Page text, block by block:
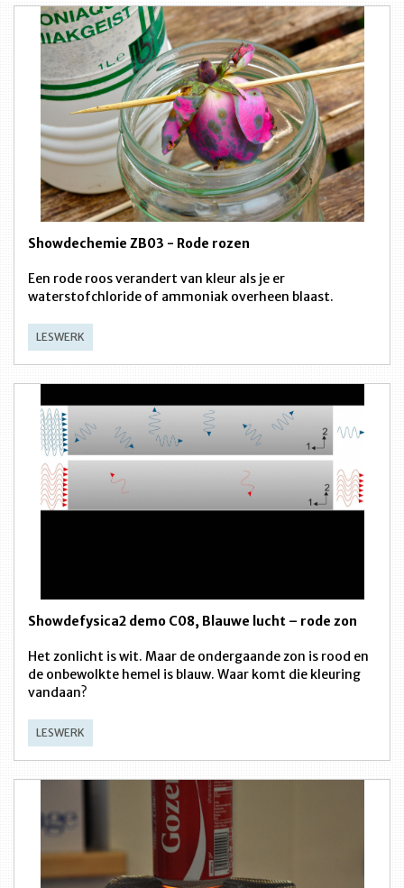
Showdechemie ZB03 - Rode rozen
Een rode roos verandert van kleur als je er
waterstofchloride of ammoniak overheen blaast.
LESWERK
Showdefysica2 demo C08, Blauwe lucht – rode zon
Het zonlicht is wit. Maar de ondergaande zon is rood en
de onbewolkte hemel is blauw. Waar komt die kleuring
vandaan?
LESWERK